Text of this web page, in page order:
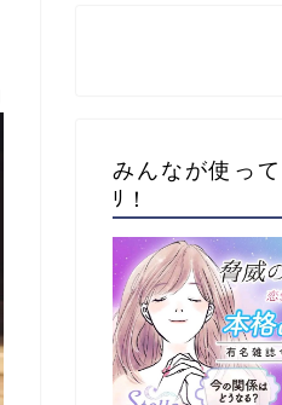
みんなが使っ
ﾘ！